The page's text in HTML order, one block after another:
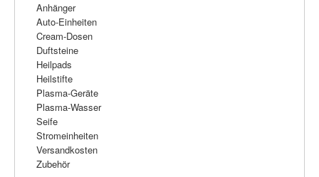
Cream-Dosen
Duftsteine
Heilpads
Heilstifte
Plasma-Geräte
Plasma-Wasser
Anhänger
Auto-Einheiten
Cream-Dosen
Duftsteine
Heilpads
Heilstifte
Plasma-Geräte
Plasma-Wasser
Seife
Stromeinheiten
Versandkosten
Zubehör